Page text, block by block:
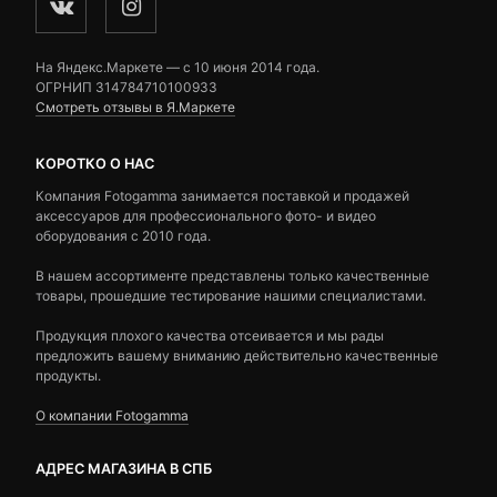
На Яндекс.Маркете — c 10 июня 2014 года.
ОГРНИП 314784710100933
Смотреть отзывы в Я.Маркете
КОРОТКО О НАС
Компания Fotogamma занимается поставкой и продажей
аксессуаров для профессионального фото- и видео
оборудования с 2010 года.
В нашем ассортименте представлены только качественные
товары, прошедшие тестирование нашими специалистами.
Продукция плохого качества отсеивается и мы рады
предложить вашему вниманию действительно качественные
продукты.
О компании Fotogamma
АДРЕС МАГАЗИНА В СПБ